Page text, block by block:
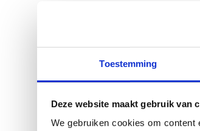
Toestemming
Deze website maakt gebruik van
We gebruiken cookies om